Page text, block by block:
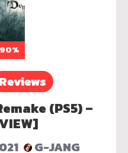
90%
Reviews
(PS5) –
G-JANG